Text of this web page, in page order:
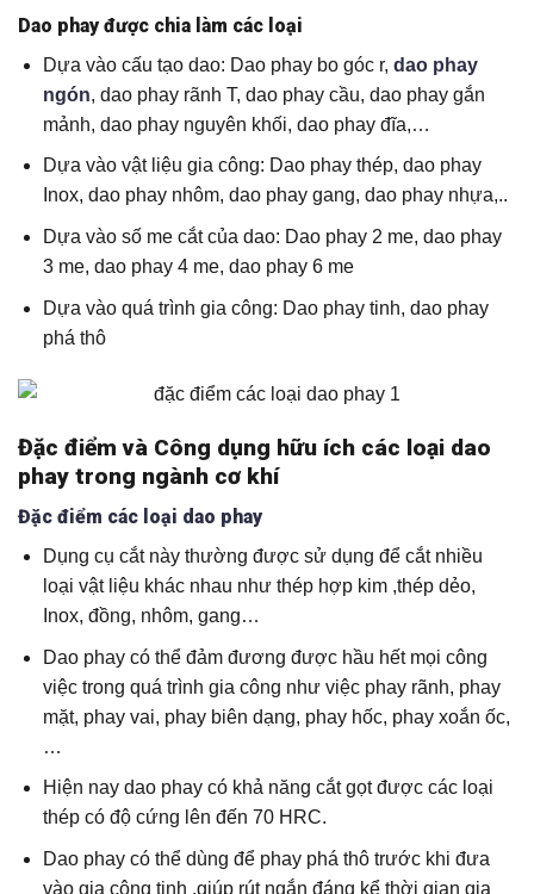
Dao phay được chia làm các loại
Dựa vào cấu tạo dao: Dao phay bo góc r, dao phay
ngón, dao phay rãnh T, dao phay cầu, dao phay gắn
mảnh, dao phay nguyên khối, dao phay đĩa,…
Dựa vào vật liệu gia công: Dao phay thép, dao phay
Inox, dao phay nhôm, dao phay gang, dao phay nhựa,..
Dựa vào số me cắt của dao: Dao phay 2 me, dao phay
3 me, dao phay 4 me, dao phay 6 me
Dựa vào quá trình gia công: Dao phay tinh, dao phay
phá thô
Đặc điểm và Công dụng hữu ích các loại dao
phay trong ngành cơ khí
Đặc điểm các loại dao phay
Dụng cụ cắt này thường được sử dụng để cắt nhiều
loại vật liệu khác nhau như thép hợp kim ,thép dẻo,
Inox, đồng, nhôm, gang…
Dao phay có thể đảm đương được hầu hết mọi công
việc trong quá trình gia công như việc phay rãnh, phay
mặt, phay vai, phay biên dạng, phay hốc, phay xoắn ốc,
…
Hiện nay dao phay có khả năng cắt gọt được các loại
thép có độ cứng lên đến 70 HRC.
Dao phay có thể dùng để phay phá thô trước khi đưa
vào gia công tinh ,giúp rút ngắn đáng kể thời gian gia